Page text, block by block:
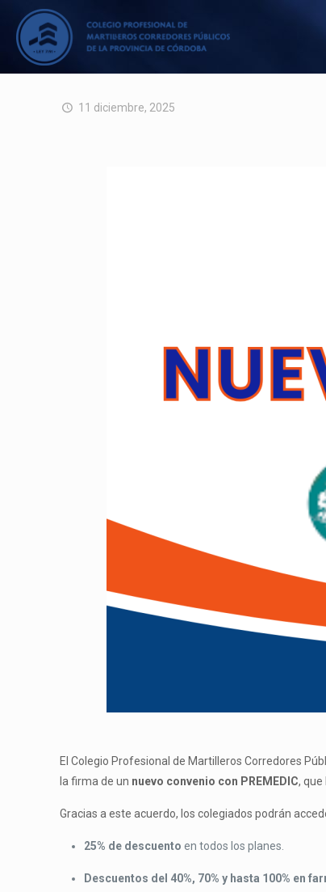
11 diciembre, 2025
El Colegio Profesional de Martilleros Corredores
la firma de un nuevo convenio con PREMEDIC,
Gracias a este acuerdo, los colegiados podrán
25% de descuento en todos los planes.
Descuentos del 40%, 70% y hasta 100% en